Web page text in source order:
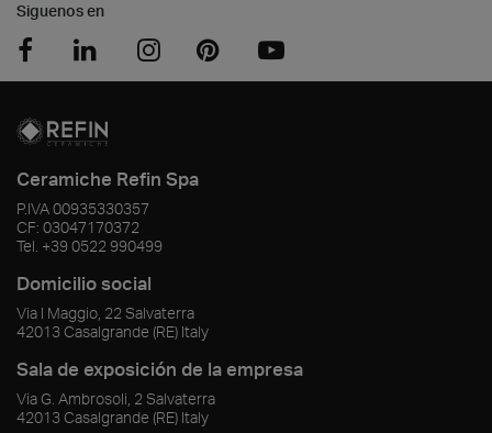
Siguenos en
Ceramiche Refin Spa
P.IVA00935330357
CF: 03047170372
Tel. +39 0522 990499
Domicilio social
Via I Maggio, 22 Salvaterra
42013 Casalgrande (RE) Italy
Sala de exposición de la empresa
Via G. Ambrosoli, 2 Salvaterra
42013 Casalgrande (RE) Italy